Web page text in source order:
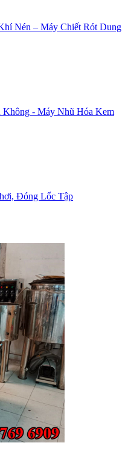
Nén – Máy Chiết Rót Dung
Không - Máy Nhũ Hóa Kem
Đóng Lốc Tập